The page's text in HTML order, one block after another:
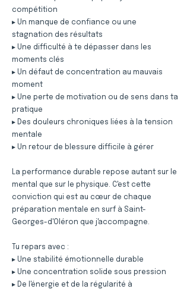
compétition
▸ Un manque de confiance ou une
stagnation des résultats
▸ Une difficulté à te dépasser dans les
moments clés
▸ Un défaut de concentration au mauvais
moment
▸ Une perte de motivation ou de sens dans ta
pratique
▸ Des douleurs chroniques liées à la tension
mentale
▸ Un retour de blessure difficile à gérer
La performance durable repose autant sur le
mental que sur le physique. C'est cette
conviction qui est au cœur de chaque
préparation mentale en surf à Saint-
Georges-d'Oléron que j'accompagne.
Tu repars avec :
▸ Une stabilité émotionnelle durable
▸ Une concentration solide sous pression
▸ De l'énergie et de la régularité à